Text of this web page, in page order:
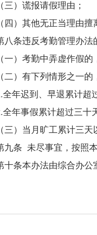
）谎报请假理由；
其他无正当理由擅
条违反考勤管理办法
考勤中弄虚作假的
有下列情形之一的
迟到、早退累计超过
事假累计超过三十
当月旷工累计三天
未尽事宜，按照本
本办法由综合办公